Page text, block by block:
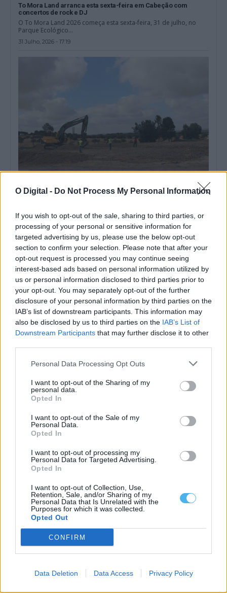
O Digital - Do Not Process My Personal Information
If you wish to opt-out of the sale, sharing to third parties, or
processing of your personal or sensitive information for
targeted advertising by us, please use the below opt-out
section to confirm your selection. Please note that after your
opt-out request is processed you may continue seeing
interest-based ads based on personal information utilized by
us or personal information disclosed to third parties prior to
your opt-out. You may separately opt-out of the further
disclosure of your personal information by third parties on the
IAB’s list of downstream participants. This information may
also be disclosed by us to third parties on the IAB’s List of
Downstream Participants that may further disclose it to other
Personal Data Processing Opt Outs
I want to opt-out of the Sharing of my
personal data.
Opted In
I want to opt-out of the Sale of my
Personal Data.
Opted In
I want to opt-out of processing my
Personal Data for Targeted Advertising.
Opted In
I want to opt-out of Collection, Use,
Retention, Sale, and/or Sharing of my
Personal Data that Is Unrelated with the
Purposes for which it was collected.
Opted Out
CONFIRM
Data Deletion Data Access Privacy Policy
To Mora Land arranca esta sexta-feira em Cabeção com
concertos de rock e DJ
O To Mora Land 2026 começa esta sexta-feira, 31 de julho, no
Parque Ecológico...
31 Julho, 2026 - 17:19
Mora investe mais de 35 mil euros na construção do Ecocentro
de Pavia
uma empreitada que...
30 Julho, 2026 - 21:00
música e entrada livre
O To Mora Land arranca amanhã, sexta-feira, 31 de julho, no
Parque Ecológico do...
agrupamento de escolas
A Câmara de Mora vai oferecer os livros de fichas a todos os